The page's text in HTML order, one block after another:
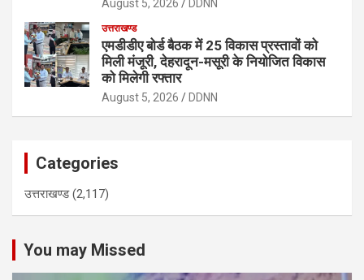
August 5, 2026 DDNN
उत्तराखण्ड
एमडीडीए बोर्ड बैठक में 25 विकास प्रस्तावों को
मिली मंजूरी, देहरादून-मसूरी के नियोजित विकास
को मिलेगी रफ्तार
August 5, 2026 DDNN
Categories
उत्तराखण्ड(2,117)
You may Missed